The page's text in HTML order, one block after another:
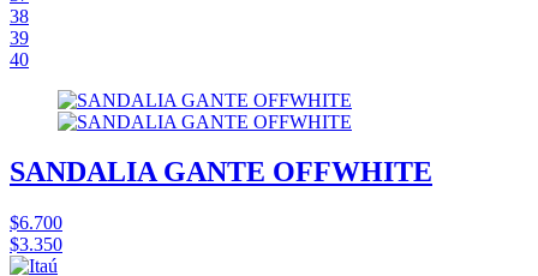
38
39
40
SANDALIA GANTE OFFWHITE
$6.700
$3.350